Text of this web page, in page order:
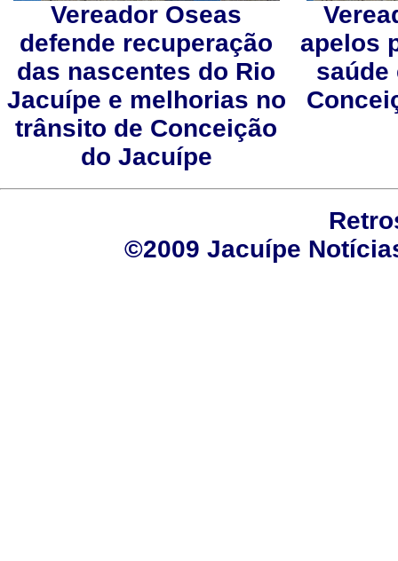
Vereador Oseas
defende recuperação
das nascentes do Rio
Jacuípe e melhorias no
trânsito de Conceição
do Jacuípe
apelos
saúde
©2009 Jacuípe